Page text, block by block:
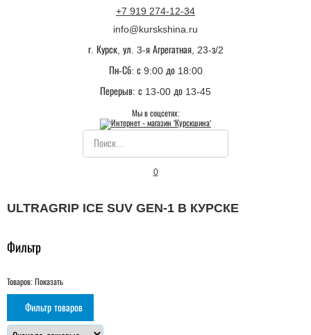
+7 919 274-12-34
info@kurskshina.ru
г. Курск, ул. 3-я Агрегатная, 23-з/2
Пн-Сб: с 9:00 до 18:00
Перерыв: с 13-00 до 13-45
Мы в соцсетях:
0
ULTRAGRIP ICE SUV GEN-1 В КУРСКЕ
Фильтр
Товаров: Показать
Фильтр товаров